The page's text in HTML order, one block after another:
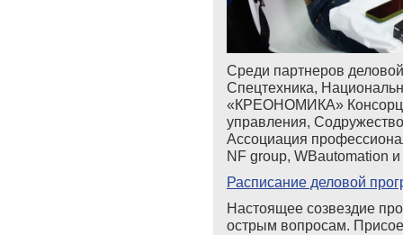
Среди партнеров
Спецтехника,
«КРЕОНОМИКА»
управления,
Ассоциация
NF group, WBautomation
Расписание деловой
Настоящее созвездие
острым вопросам.